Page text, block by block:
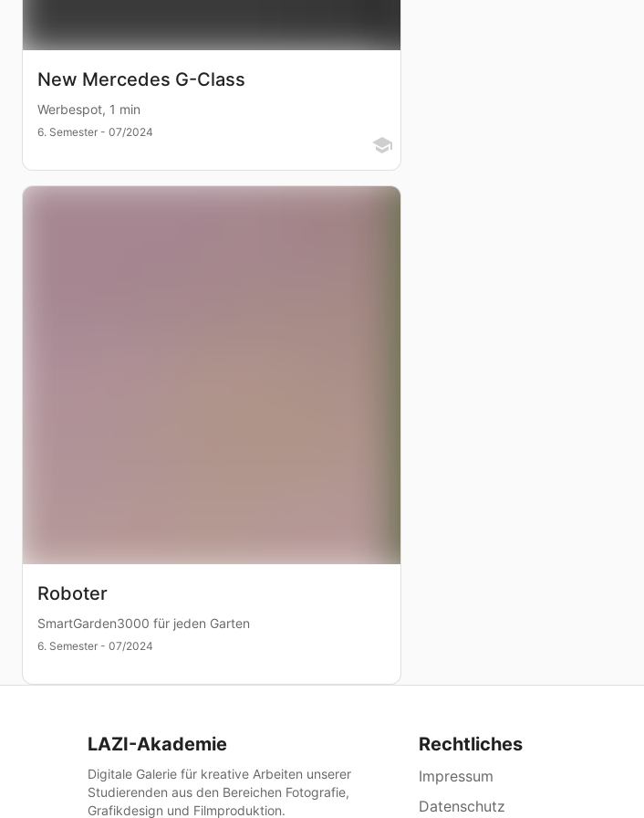
New Mercedes G-Class
Werbespot, 1 min
6. Semester - 07/2024
Roboter
SmartGarden3000 für jeden Garten
6. Semester - 07/2024
LAZI-Akademie
Digitale Galerie für kreative Arbeiten unserer
Studierenden aus den Bereichen Fotografie,
Grafikdesign und Filmproduktion.
Rechtliches
Impressum
Datenschutz